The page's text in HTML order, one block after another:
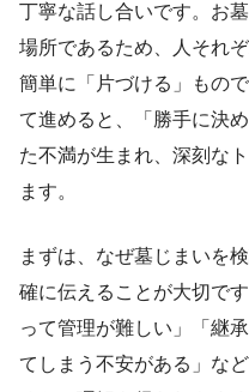
丁寧な話し合いです。お
場所であるため、人それ
簡単に「片づける」もの
て進めると、「勝手に決
た不満が生まれ、深刻な
ます。
まずは、なぜ墓じまいを
確に伝えることが大切で
って管理が難しい」「継
てしまう不安がある」な